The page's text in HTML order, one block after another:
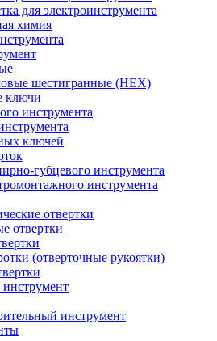
для электроинструмента
химия
шестигранные (HEX)
ключи
инструмента
ключей
губцевого инструмента
инструмента
отвертки
отвертки
(отверточные рукоятки)
инструмент